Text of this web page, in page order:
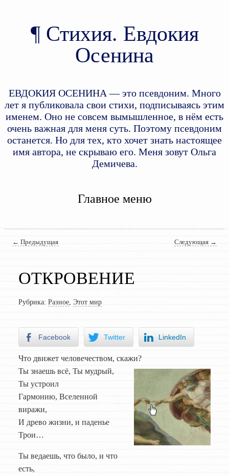
Стихия. Евдокия
Осенина
ЕВДОКИЯ ОСЕНИНА — это псевдоним. Много
лет я публиковала свои стихи, подписываясь этим
именем. Оно не совсем вымышленное, в нём есть
очень важная для меня суть. Поэтому псевдоним
останется. Но для тех, кто хочет знать настоящее
имя автора, не скрываю его. Меня зовут Ольга
Демичева.
Главное меню
Навигация по записям
← Предыдущая Следующая →
ОТКРОВЕНИЕ
Рубрика: Разное, Этот мир
Facebook Twitter LinkedIn
Что движет человечеством, скажи?
Ты знаешь всё, Ты мудрый,
Ты устроил
Гармонию, Вселенной
виражи,
И древо жизни, и паденье
Трои…
Ты ведаешь, что было, и что
есть,